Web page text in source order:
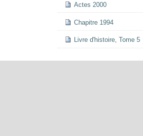
Actes 2000
Chapitre 1994
Livre d'histoire, Tome 5